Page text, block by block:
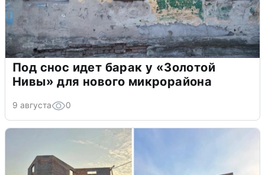
Под снос идет барак у «Золотой
Нивы» для нового микрорайона
9 августа 0